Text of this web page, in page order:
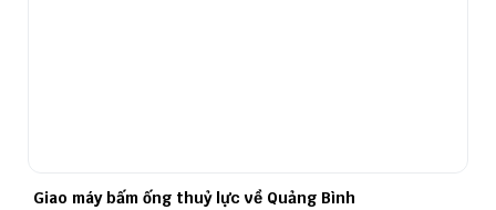
Giao máy bấm ống thuỷ lực về Quảng Bình